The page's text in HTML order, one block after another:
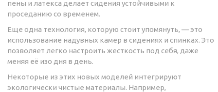
пены и латекса делает сидения устойчивыми к
проседанию со временем.
Еще одна технология, которую стоит упомянуть, — это
использование надувных камер в сидениях и спинках. Это
позволяет легко настроить жесткость под себя, даже
меняя её изо дня в день.
Некоторые из этих новых моделей интегрируют
экологически чистые материалы. Например,